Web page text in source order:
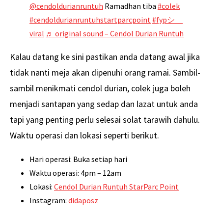
@cendoldurianruntuh Ramadhan tiba #colek
#cendoldurianruntuhstartparcpoint #fypシ゚
viral ♬ original sound – Cendol Durian Runtuh
Kalau datang ke sini pastikan anda datang awal jika
tidak nanti meja akan dipenuhi orang ramai. Sambil-
sambil menikmati cendol durian, colek juga boleh
menjadi santapan yang sedap dan lazat untuk anda
tapi yang penting perlu selesai solat tarawih dahulu.
Waktu operasi dan lokasi seperti berikut.
Hari operasi: Buka setiap hari
Waktu operasi: 4pm – 12am
Lokasi: Cendol Durian Runtuh StarParc Point
Instagram: didaposz